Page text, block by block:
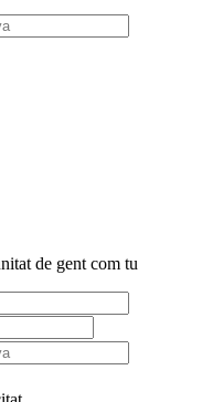
de gent com tu